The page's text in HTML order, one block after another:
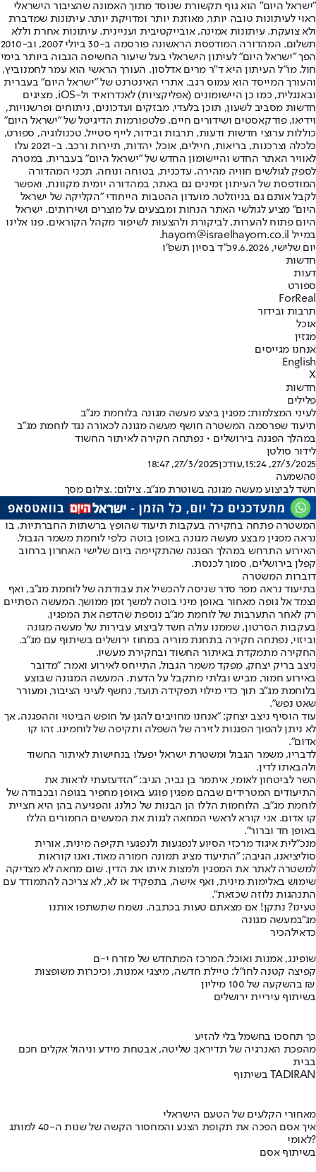
"ישראל היום" הוא גוף תקשורת שנוסד מתוך האמונה שהציבור הישראלי
ראוי לעיתונות טובה יותר, מאוזנת יותר ומדויקת יותר. עיתונות שמדברת
ולא צועקת. עיתונות אמינה, אובייקטיבית ועניינית. עיתונות אחרת וללא
תשלום. המהדורה המודפסת הראשונה פורסמה ב-30 ביולי 2007, וב-2010
הפך "ישראל היום" לעיתון הישראלי בעל שיעור החשיפה הגבוה ביותר בימי
חול. מו"ל העיתון היא ד"ר מרים אדלסון. העורך הראשי הוא עמר לחמנוביץ,
והעורך המייסד הוא עמוס רגב. אתרי האינטרנט של "ישראל היום" בעברית
ובאנגלית, כמו כן היישומונים (אפליקציות) לאנדרואיד ול-iOS, מציגים
חדשות מסביב לשעון, תוכן בלעדי, מבזקים ועדכונים, ניתוחים ופרשנויות,
וידיאו, פודקאסטים ושידורים חיים. פלטפורמות הדיגיטל של "ישראל היום"
כוללות ערוצי חדשות ודעות, תרבות ובידור, לייף סטייל, טכנולוגיה, ספורט,
כלכלה וצרכנות, בריאות, חיילים, אוכל, יהדות, תיירות ורכב. ב-2021 עלו
לאוויר האתר החדש והיישומון החדש של "ישראל היום" בעברית, במטרה
לספק לגולשים חוויה מהירה, עדכנית, בטוחה ונוחה. תכני המהדורה
המודפסת של העיתון זמינים גם באתר, במהדורה יומית מקוונת, ואפשר
לקבל אותם גם בניוזלטר. מועדון ההטבות הייחודי "הקליקה של ישראל
היום" מציע לגולשי האתר הנחות ומבצעים על מוצרים ושירותים. ישראל
היום פתוח להערות, לביקורת ולהצעות לשיפור מקהל הקוראים. פנו אלינו
במייל hayom@israelhayom.co.il.
יום שלישי, 9.6.2026
כ"ד בסיון תשפ"ו
חדשות
דעות
ספורט
ForReal
תרבות ובידור
אוכל
מגזין
אנחנו מגייסים
English
X
חדשות
פלילים
לעיני המצלמות: מפגין ביצע מעשה מגונה בלוחמת מג"ב
תיעוד שפרסמה המשטרה חושף מעשה מגונה לכאורה נגד לוחמת מג"ב
במהלך הפגנה בירושלים • נפתחה חקירה לאיתור החשוד
לידור סולטן
27/3/2025, 15:24
,עודכן27/3/2025, 18:47
0השמעה
חשד לביצוע מעשה מגונה בשוטרת מג"ב. צילום: .צילום מסך
המשטרה פתחה בחקירה בעקבות תיעוד שהופץ ברשתות החברתיות, בו
נראה מפגין מבצע מעשה מגונה באופן בוטה כלפי לוחמת משמר הגבול.
האירוע התרחש במהלך הפגנה שהתקיימה ביום שלישי האחרון ברחוב
קפלן בירושלים, סמוך לכנסת.
דוברות המשטרה
בתיעוד נראה מפר סדר שניסה להכשיל את עבודתה של לוחמת מג"ב, ואף
נצמד אל גופה מאחור באופן מיני בוטה למשך זמן ממושך. המעשה הסתיים
רק לאחר התערבות של לוחמת מג"ב נוספת שהדפה את המפגין.
בעקבות הסרטון, שממנו עולה חשד לביצוע עבירות של מעשה מגונה
וביזוי, נפתחה חקירה בתחנת מוריה במחוז ירושלים בשיתוף עם מג"ב.
החקירה מתמקדת באיתור החשוד ובחקירת מעשיו.
ניצב בריק יצחק, מפקד משמר הגבול, התייחס לאירוע ואמר: "מדובר
באירוע חמור, מביש ובלתי מתקבל על הדעת. המעשה המגונה שבוצע
בלוחמת מג"ב תוך כדי מילוי תפקידה תועד, נחשף לעיני הציבור, ומעורר
שאט נפש".
עוד הוסיף ניצב יצחק: "אנחנו מחויבים להגן על חופש הביטוי וההפגנה, אך
לא ניתן להפוך הפגנות לזירה של השפלה ותקיפה של לוחמינו. זהו קו
אדום".
לדבריו, משמר הגבול ומשטרת ישראל יפעלו בנחישות לאיתור החשוד
ולהבאתו לדין.
השר לביטחון לאומי, איתמר בן גביר, הגיב: "הזדעזעתי לראות את
התיעודים המטרידים שבהם מפגין פוגע באופן מחפיר בגופה ובכבודה של
לוחמת מג"ב. הלוחמות הללו הן הבנות של כולנו, והפגיעה בהן היא חציית
קו אדום. אני קורא לראשי המחאה לגנות את המעשים החמורים הללו
באופן חד וברור".
מנכ״לית איגוד מרכזי הסיוע לנפגעות ולנפגעי תקיפה מינית, אורית
סוליציאנו, הגיבה: "התיעוד מציג תמונה חמורה מאוד, ואנו קוראות
למשטרה לאתר את המפגין ולמצות איתו את הדין. שום מחאה לא מצדיקה
שימוש באלימות מינית, ואף אישה, בתפקיד או לא, לא צריכה להתמודד עם
התנהגות נלוזה שכזאת".
טעינו? נתקן! אם מצאתם טעות בכתבה, נשמח שתשתפו אותנו
מג"במעשה מגונה
כדאילהכיר
שופינג, אמנות ואוכל: המרכז המתחדש של מזרח י-ם
קפיצה קטנה לחו"ל: טיילת חדשה, מיצגי אמנות, וכיכרות משופצות
בהשקעה של 100 מיליון ₪
בשיתוף עיריית ירושלים
כך תחסכו בחשמל בלי להזיע
מהפכת האנרגיה של תדיראן: שליטה, אבטחת מידע וניהול אקלים חכם
בבית
בשיתוף TADIRAN
מאחורי הקלעים של הטעם הישראלי
איך אסם הפכה את תקופת הצנע והמחסור הקשה של שנות ה-40 למותג
לאומי?
בשיתוף אסם